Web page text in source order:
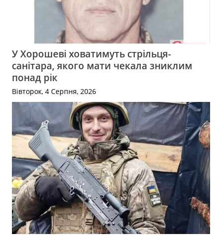
У Хорошеві ховатимуть стрільця-
санітара, якого мати чекала зниклим
понад рік
Вівторок, 4 Серпня, 2026